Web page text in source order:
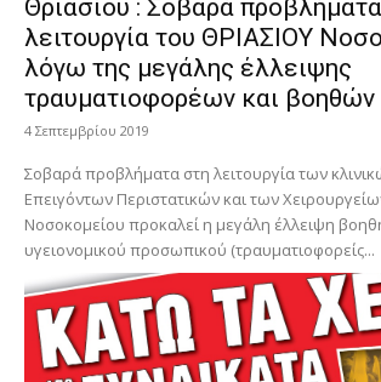
Θριασίου : Σοβαρά
λειτουργία του ΘΡΙΑΣΙΟΥ
λόγω της μεγάλης έλλειψης
τραυματιοφορέων και βοηθών
4 Σεπτεμβρίου 2019
Σοβαρά προβλήματα στη λειτουργία των
Επειγόντων Περιστατικών και των
Νοσοκομείου προκαλεί η μεγάλη έλλειψη
υγειονομικού προσωπικού (τραυματιοφορείς...